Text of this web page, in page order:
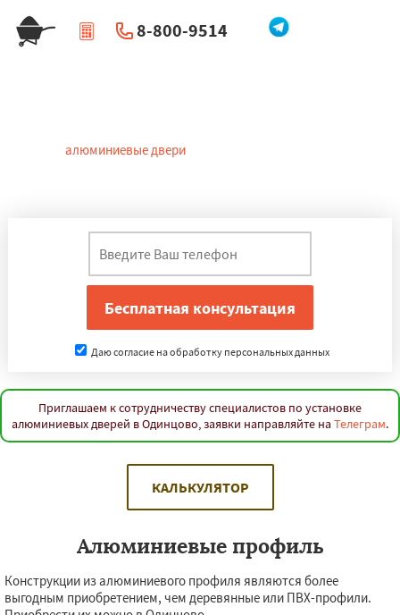
8-800-9514
алюминиевые двери
Даю согласие на обработку персональных данных
Приглашаем к сотрудничеству специалистов по установке
алюминиевых дверей в Одинцово, заявки направляйте на Телеграм.
КАЛЬКУЛЯТОР
Алюминиевые профиль
Конструкции из алюминиевого профиля являются более
выгодным приобретением, чем деревянные или ПВХ-профили.